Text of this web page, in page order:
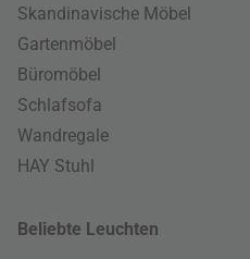
Skandinavische Möbel
Gartenmöbel
Büromöbel
Schlafsofa
Wandregale
HAY Stuhl
Beliebte Leuchten